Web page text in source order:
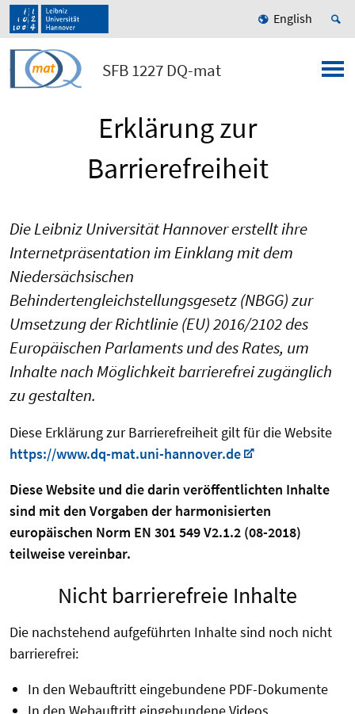
English
SFB 1227 DQ-mat
Erklärung zur
Barrierefreiheit
Die Leibniz Universität Hannover erstellt ihre
Internetpräsentation im Einklang mit dem
Niedersächsischen
Behindertengleichstellungsgesetz (NBGG) zur
Umsetzung der Richtlinie (EU) 2016/2102 des
Europäischen Parlaments und des Rates, um
Inhalte nach Möglichkeit barrierefrei zugänglich
zu gestalten.
Diese Erklärung zur Barrierefreiheit gilt für die Website
https://www.dq-mat.uni-hannover.de
Diese Website und die darin veröffentlichten Inhalte
sind mit den Vorgaben der harmonisierten
europäischen Norm EN 301 549 V2.1.2 (08-2018)
teilweise vereinbar.
Nicht barrierefreie Inhalte
Die nachstehend aufgeführten Inhalte sind noch nicht
barrierefrei:
In den Webauftritt eingebundene PDF-Dokumente